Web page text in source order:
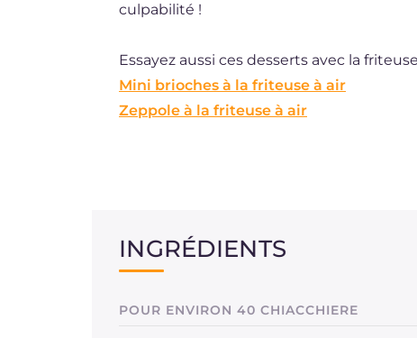
culpabilité !
Essayez aussi ces desserts avec la
Mini brioches à la friteuse à air
Zeppole à la friteuse à air
INGRÉDIENTS
POUR ENVIRON 40 CHIACCHIERE